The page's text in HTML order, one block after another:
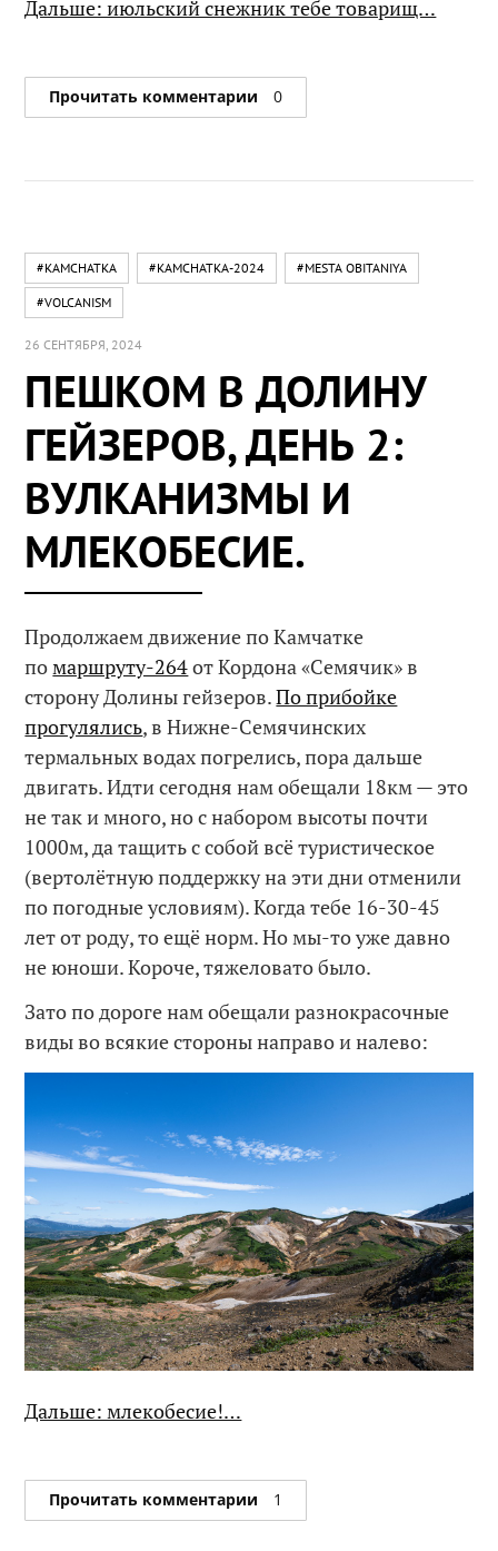
Дальше: июльский снежник тебе товарищ…
Прочитать комментарии 0
#KAMCHATKA #KAMCHATKA-2024 #MESTA OBITANIYA
#VOLCANISM
26 СЕНТЯБРЯ, 2024
ПЕШКОМ В ДОЛИНУ
ГЕЙЗЕРОВ, ДЕНЬ 2:
ВУЛКАНИЗМЫ И
МЛЕКОБЕСИЕ.
Продолжаем движение по Камчатке
по маршруту-264от Кордона «Семячик» в
сторону Долины гейзеров.По прибойке
прогулялись, в Нижне-Семячинских
термальных водах погрелись, пора дальше
двигать. Идти сегодня нам обещали 18км — это
не так и много, но с набором высоты почти
1000м, да тащить с собой всё туристическое
(вертолётную поддержку на эти дни отменили
по погодные условиям). Когда тебе 16-30-45
лет от роду, то ещё норм. Но мы-то уже давно
не юноши. Короче, тяжеловато было.
Зато по дороге нам обещали разнокрасочные
виды во всякие стороны направо и налево:
Дальше: млекобесие!…
Прочитать комментарии 1